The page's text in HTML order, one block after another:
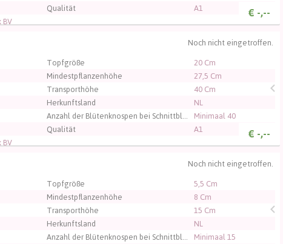
Qualität
A1
BV
€ -,--
Noch nicht eingetroffen.
Topfgröße
20 Cm
Mindestpflanzenhöhe
27,5 Cm
Transporthöhe
40 Cm
Herkunftsland
NL
Minimaal 40
Qualität
A1
BV
€ -,--
um sich einzuloggen.
Noch nicht eingetroffen.
Topfgröße
5,5 Cm
Mindestpflanzenhöhe
8 Cm
Transporthöhe
15 Cm
Herkunftsland
NL
Minimaal 15
um sich einzuloggen.